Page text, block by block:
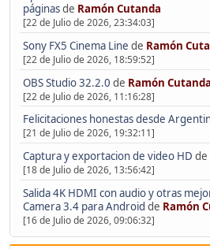
páginasde Ramón Cutanda
[22 de Julio de 2026, 23:34:03]
Sony FX5 Cinema Line de Ramón
[22 de Julio de 2026, 18:59:52]
OBS Studio 32.2.0 de Ramón Cutanda
[22 de Julio de 2026, 11:16:28]
Felicitaciones honestas desde
[21 de Julio de 2026, 19:32:11]
Captura y exportacion de video HD de
[18 de Julio de 2026, 13:56:42]
Salida 4K HDMI con audio y otras
Camera 3.4 para Android de Ramón
[16 de Julio de 2026, 09:06:32]